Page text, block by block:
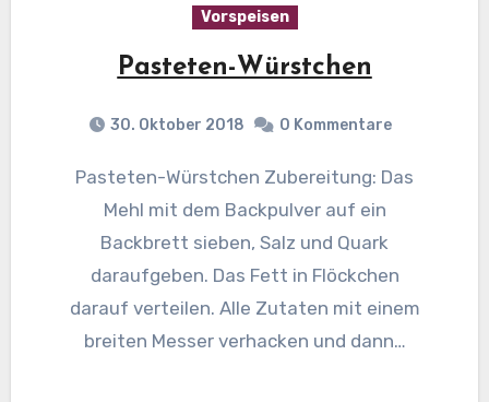
Vorspeisen
Pasteten-Würstchen
30. Oktober 2018 0 Kommentare
Pasteten-Würstchen Zubereitung: Das
Mehl mit dem Backpulver auf ein
Backbrett sieben, Salz und Quark
daraufgeben. Das Fett in Flöckchen
darauf verteilen. Alle Zutaten mit einem
breiten Messer verhacken und dann…